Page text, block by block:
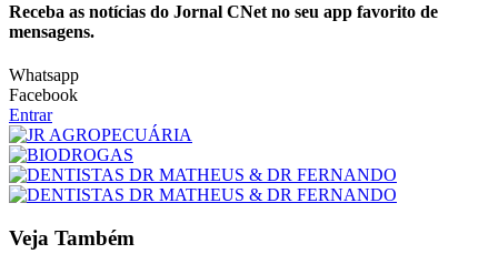
Receba as notícias do Jornal CNet no seu app favorito de
mensagens.
Whatsapp
Facebook
Entrar
Veja Também